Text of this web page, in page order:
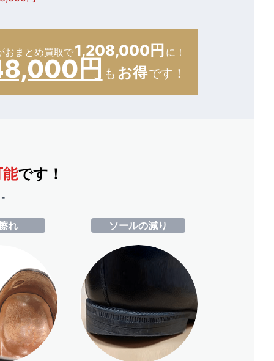
おまとめ買取で1,208,000円 に！
円 も お得です！
です！
-
れ ソールの減り